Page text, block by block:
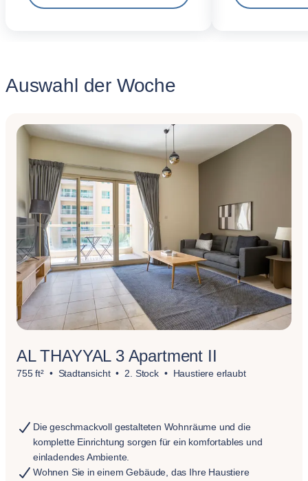
Auswahl der Woche
AL THAYYAL 3 Apartment II
755 ft² Stadtansicht 2. Stock Haustiere erlaubt
Die geschmackvoll gestalteten Wohnräume und die
komplette Einrichtung sorgen für ein komfortables und
einladendes Ambiente.
Wohnen Sie in einem Gebäude, das Ihre Haustiere